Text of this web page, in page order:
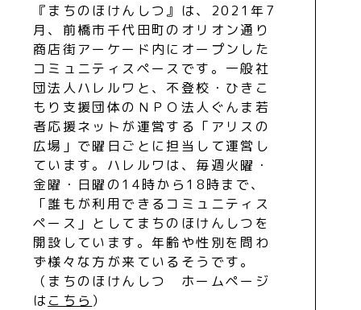
『まちのほけんしつ』は、2021年7
月、前橋市千代田町のオリオン通り
商店街アーケード内にオープンした
コミュニティスペースです。一般社
団法人ハレルワと、不登校・ひきこ
もり支援団体のＮＰＯ法人ぐんま若
者応援ネットが運営する「アリスの
広場」で曜日ごとに担当して運営し
ています。ハレルワは、毎週火曜・
金曜・日曜の14時から18時まで、
「誰もが利用できるコミュニティス
ペース」としてまちのほけんしつを
開設しています。年齢や性別を問わ
ず様々な方が来ているそうです。
（まちのほけんしつ ホームページ
はこちら ）